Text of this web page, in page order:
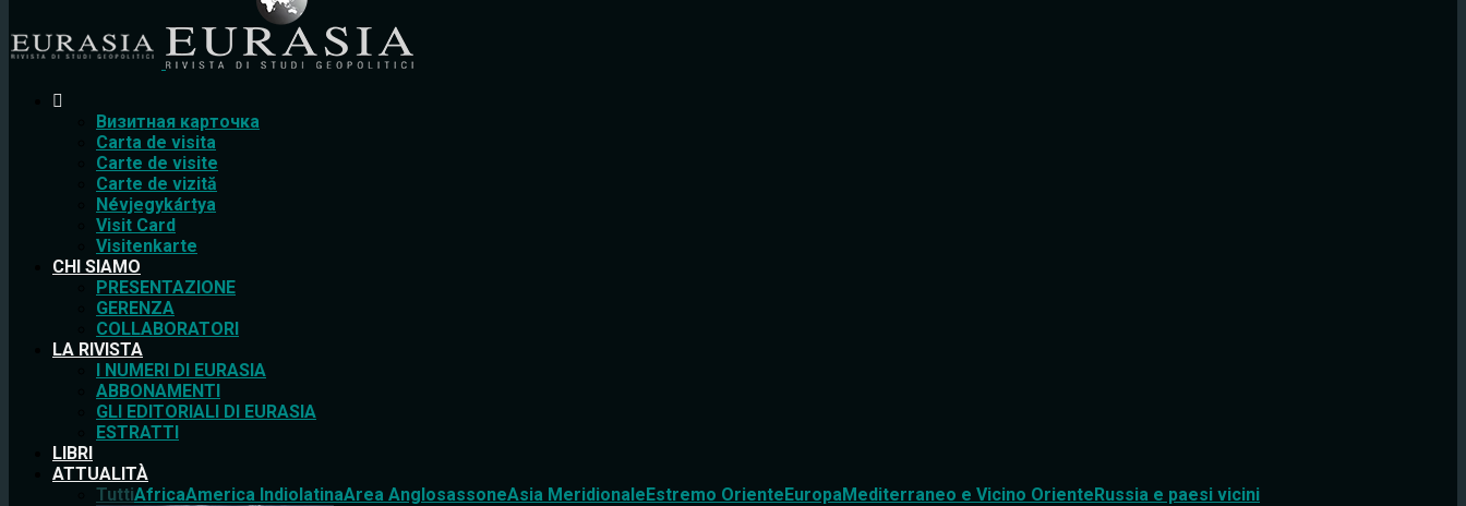
Bизитная карточка
Carta de visita
Carte de visite
Carte de vizită
Névjegykártya
Visit Card
Visitenkarte
CHI SIAMO
PRESENTAZIONE
GERENZA
COLLABORATORI
LA RIVISTA
I NUMERI DI EURASIA
ABBONAMENTI
GLI EDITORIALI DI EURASIA
ESTRATTI
LIBRI
ATTUALITÀ
TuttiAfricaAmerica IndiolatinaArea AnglosassoneAsia MeridionaleEstremo OrienteEuropaMediterraneo e Vicino OrienteRussia e paesi vicini